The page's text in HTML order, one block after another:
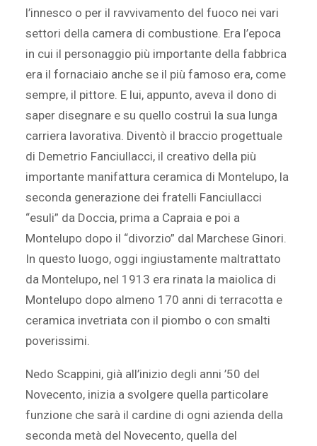
l’innesco o per il ravvivamento del fuoco nei vari
settori della camera di combustione. Era l’epoca
in cui il personaggio più importante della fabbrica
era il fornaciaio anche se il più famoso era, come
sempre, il pittore. E lui, appunto, aveva il dono di
saper disegnare e su quello costruì la sua lunga
carriera lavorativa. Diventò il braccio progettuale
di Demetrio Fanciullacci, il creativo della più
importante manifattura ceramica di Montelupo, la
seconda generazione dei fratelli Fanciullacci
“esuli” da Doccia, prima a Capraia e poi a
Montelupo dopo il “divorzio” dal Marchese Ginori.
In questo luogo, oggi ingiustamente maltrattato
da Montelupo, nel 1913 era rinata la maiolica di
Montelupo dopo almeno 170 anni di terracotta e
ceramica invetriata con il piombo o con smalti
poverissimi.
Nedo Scappini, già all’inizio degli anni ’50 del
Novecento, inizia a svolgere quella particolare
funzione che sarà il cardine di ogni azienda della
seconda metà del Novecento, quella del